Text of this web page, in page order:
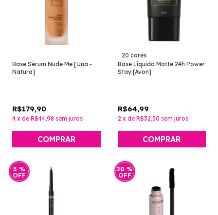
Base Sérum Nude Me [Una -
Natura]
R$179,90
4 x de R$44,98 sem juros
COMPRAR
20 cores
Base Líquida Matte 24h Power
Stay [Avon]
R$64,99
2 x de R$32,50 sem juros
COMPRAR
5 %
OFF
20 %
OFF